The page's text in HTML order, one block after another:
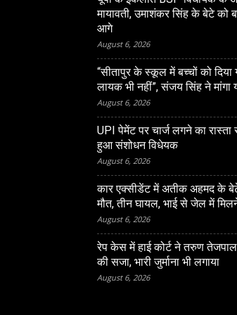
मायावती, उमाशंकर सिंह के बेटे को
आगे
August 6, 2026
“सीतापुर के स्‍कूल में बच्‍चों को दिया
लायक भी नहीं”, संजय सिंह ने मांगा
August 6, 2026
UPI पेमेंट पर चार्ज लगने का
हुआ संशोधन विधेयक
August 6, 2026
कार एक्सीडेंट में अतीक अहमद के
मौत, तीन घायल, भाई से जेल में
August 6, 2026
रेप केस में हाई कोर्ट ने तरुण
की सजा, भारी जुर्माना भी लगाया
August 6, 2026
आजम खान व
कोर्ट ने तरुण तेजपाल को
की सजा, भारी जुर्माना भी